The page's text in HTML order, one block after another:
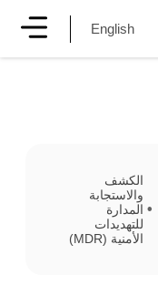
English
الكشف
والاستجابة
المدارة
للتهديدات
الأمنية (MDR)